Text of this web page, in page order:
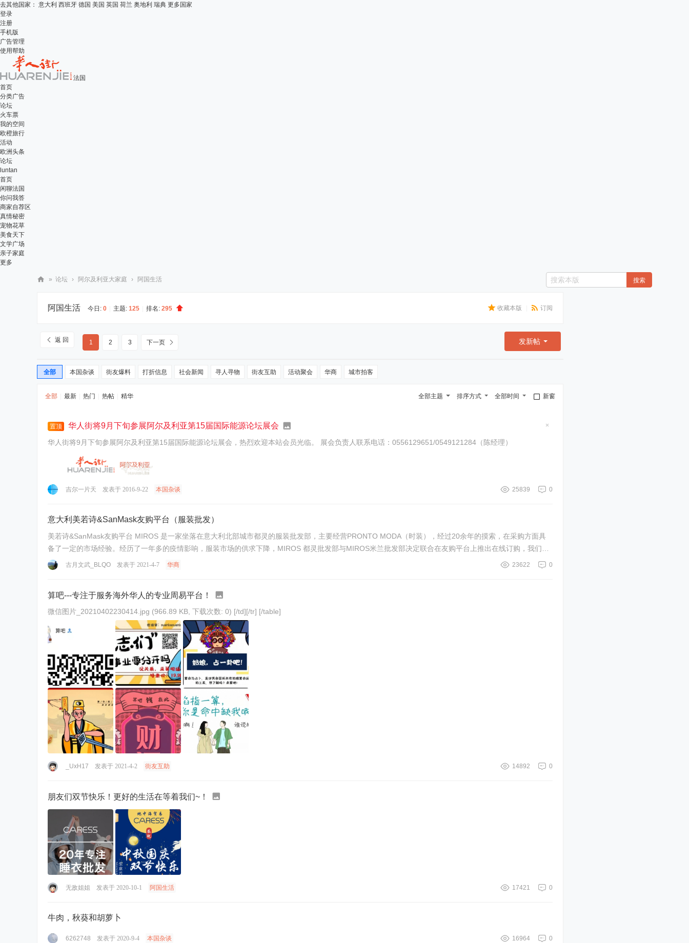
去其他国家： 意大利 西班牙 德国 美国 英国 荷兰 奥地利 瑞典 更多国家
登录
注册
手机版
广告管理
使用帮助
法国
首页
分类广告
论坛
火车票
我的空间
欧橙旅行
活动
欧洲头条
论坛
luntan
首页
闲聊法国
你问我答
商家自荐区
真情秘密
宠物花草
美食天下
文学广场
亲子家庭
更多
» 论坛 › 阿尔及利亚大家庭 › 阿国生活 搜索
收藏本版 订阅
阿国生活 今日: 0 主题: 125 排名: 295
返 回 1 2 3 下一页 发新帖
全部 本国杂谈 街友爆料 打折信息 社会新闻 寻人寻物 街友互助 活动聚会 华商 城市拍客
新窗
全部时间
排序方式
全部主题
全部 最新 热门 热帖 精华
置顶 华人街将9月下旬参展阿尔及利亚第15届国际能源论坛展会
华人街将9月下旬参展阿尔及利亚第15届国际能源论坛展会，热烈欢迎本站会员光临。 展会负责人联系电话：0556129651/0549121284（陈经理）
0
25839
吉尔一片天 发表于 2016-9-22 本国杂谈
意大利美若诗&SanMask友购平台（服装批发）
美若诗&SanMask友购平台 MIROS 是一家坐落在意大利北部城市都灵的服装批发部，主要经营PRONTO MODA（时装），经过20余年的摸索，在采购方面具
备了一定的市场经验。经历了一年多的疫情影响，服装市场的供求下降，MIROS 都灵批发部与MIROS米兰批发部决定联合在友购平台上推出在线订购，我们的
服装款式齐全，适合不同店口的销 ...
0
23622
古月文武_BLQO 发表于 2021-4-7 华商
算吧---专注于服务海外华人的专业周易平台！
微信图片_20210402230414.jpg (966.89 KB, 下载次数: 0) [/td][/tr] [/table]
0
14892
_UxH17 发表于 2021-4-2 街友互助
朋友们双节快乐！更好的生活在等着我们~！
0
17421
无敌姐姐 发表于 2020-10-1 阿国生活
牛肉，秋葵和胡萝卜
0
16964
6262748 发表于 2020-9-4 本国杂谈